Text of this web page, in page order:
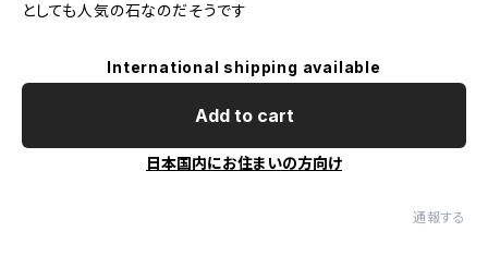
としても人気の石なのだそうです
International shipping available
Add to cart
日本国内にお住まいの方向け
通報する